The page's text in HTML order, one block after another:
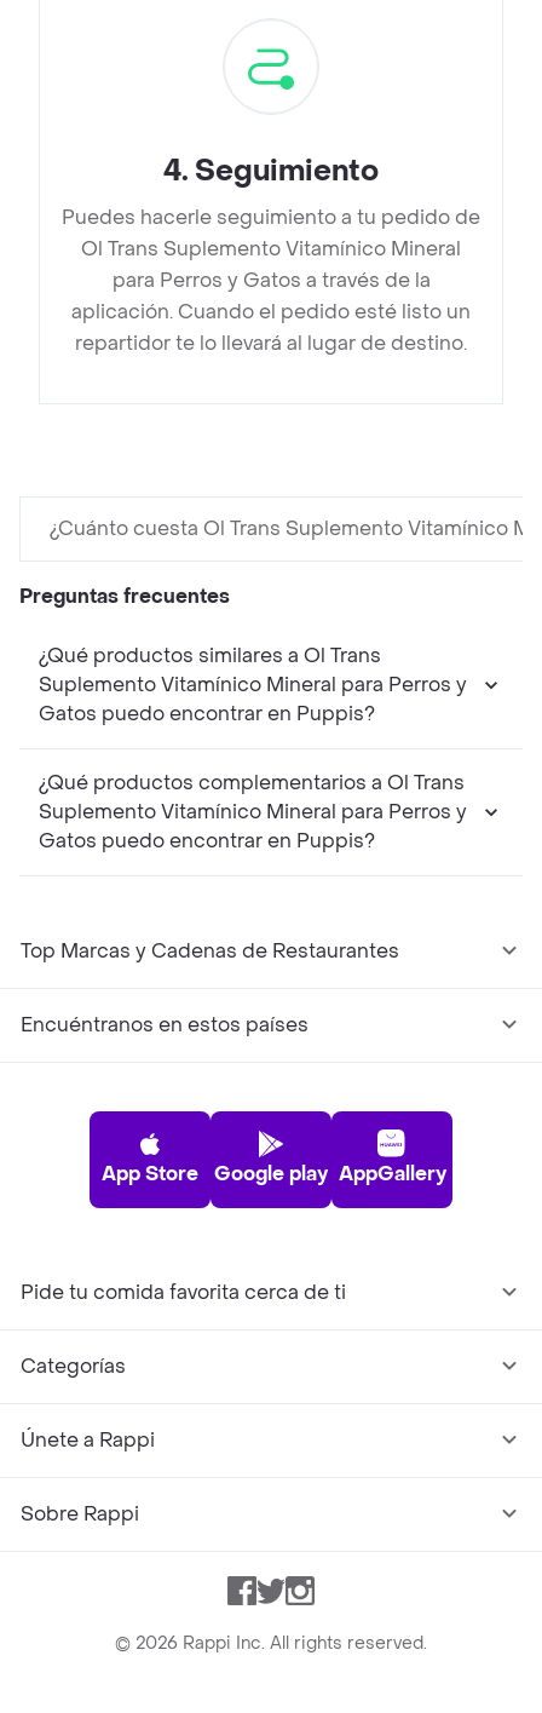
4. Seguimiento
Puedes hacerle seguimiento a tu pedido de
Ol Trans Suplemento Vitamínico Mineral
para Perros y Gatos a través de la
aplicación. Cuando el pedido esté listo un
repartidor te lo llevará al lugar de destino.
¿Cuánto cuesta Ol Trans Suplemento Vitamínico
Preguntas frecuentes
¿Qué productos similares a Ol Trans
Suplemento Vitamínico Mineral para Perros y
Gatos puedo encontrar en Puppis?
¿Qué productos complementarios a Ol Trans
Suplemento Vitamínico Mineral para Perros y
Gatos puedo encontrar en Puppis?
Top Marcas y Cadenas de Restaurantes
Encuéntranos en estos países
App Store Google play AppGallery
Pide tu comida favorita cerca de ti
Categorías
Únete a Rappi
Sobre Rappi
Facebook
TwitterInstagram
© 2026 Rappi Inc. All rights reserved.